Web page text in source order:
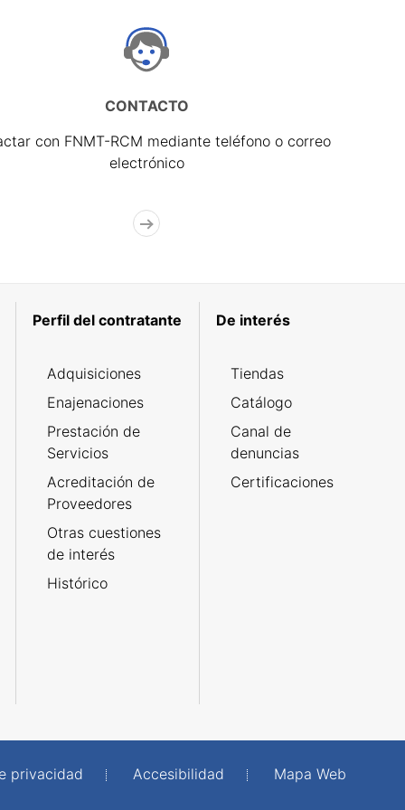
CONTACTO
con FNMT-RCM mediante teléfono o correo
electrónico
Perfil del contratante
Adquisiciones
Enajenaciones
Prestación de
Servicios
Acreditación de
Proveedores
Otras cuestiones
de interés
Histórico
De interés
Tiendas
Catálogo
Canal de
denuncias
Certificaciones
privacidad Accesibilidad
Mapa Web